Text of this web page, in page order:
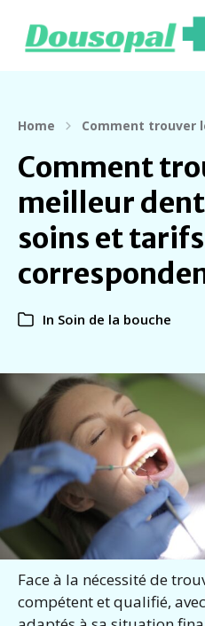
Home Comment trouver
Comment
meilleur
soins et
In Soin de la bouche
Face à la nécessité de
compétent et qualifié,